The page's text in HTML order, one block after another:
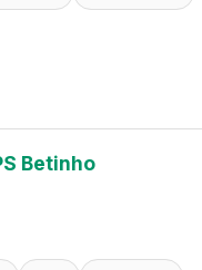
Betinho